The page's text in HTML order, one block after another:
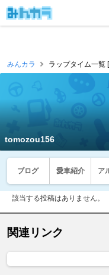
みんカラ ラップタイム一覧
tomozou156
ブログ 愛車紹介 ア
該当する投稿はありません。
関連リンク